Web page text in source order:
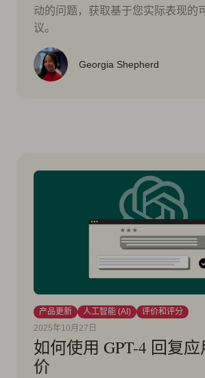
动的问题，获取基于您实际表现的
议。
Georgia Shepherd
产品更新 人工智能 (AI)
评价和评分
2025年10月27日
如何使用 GPT-4 回复
价